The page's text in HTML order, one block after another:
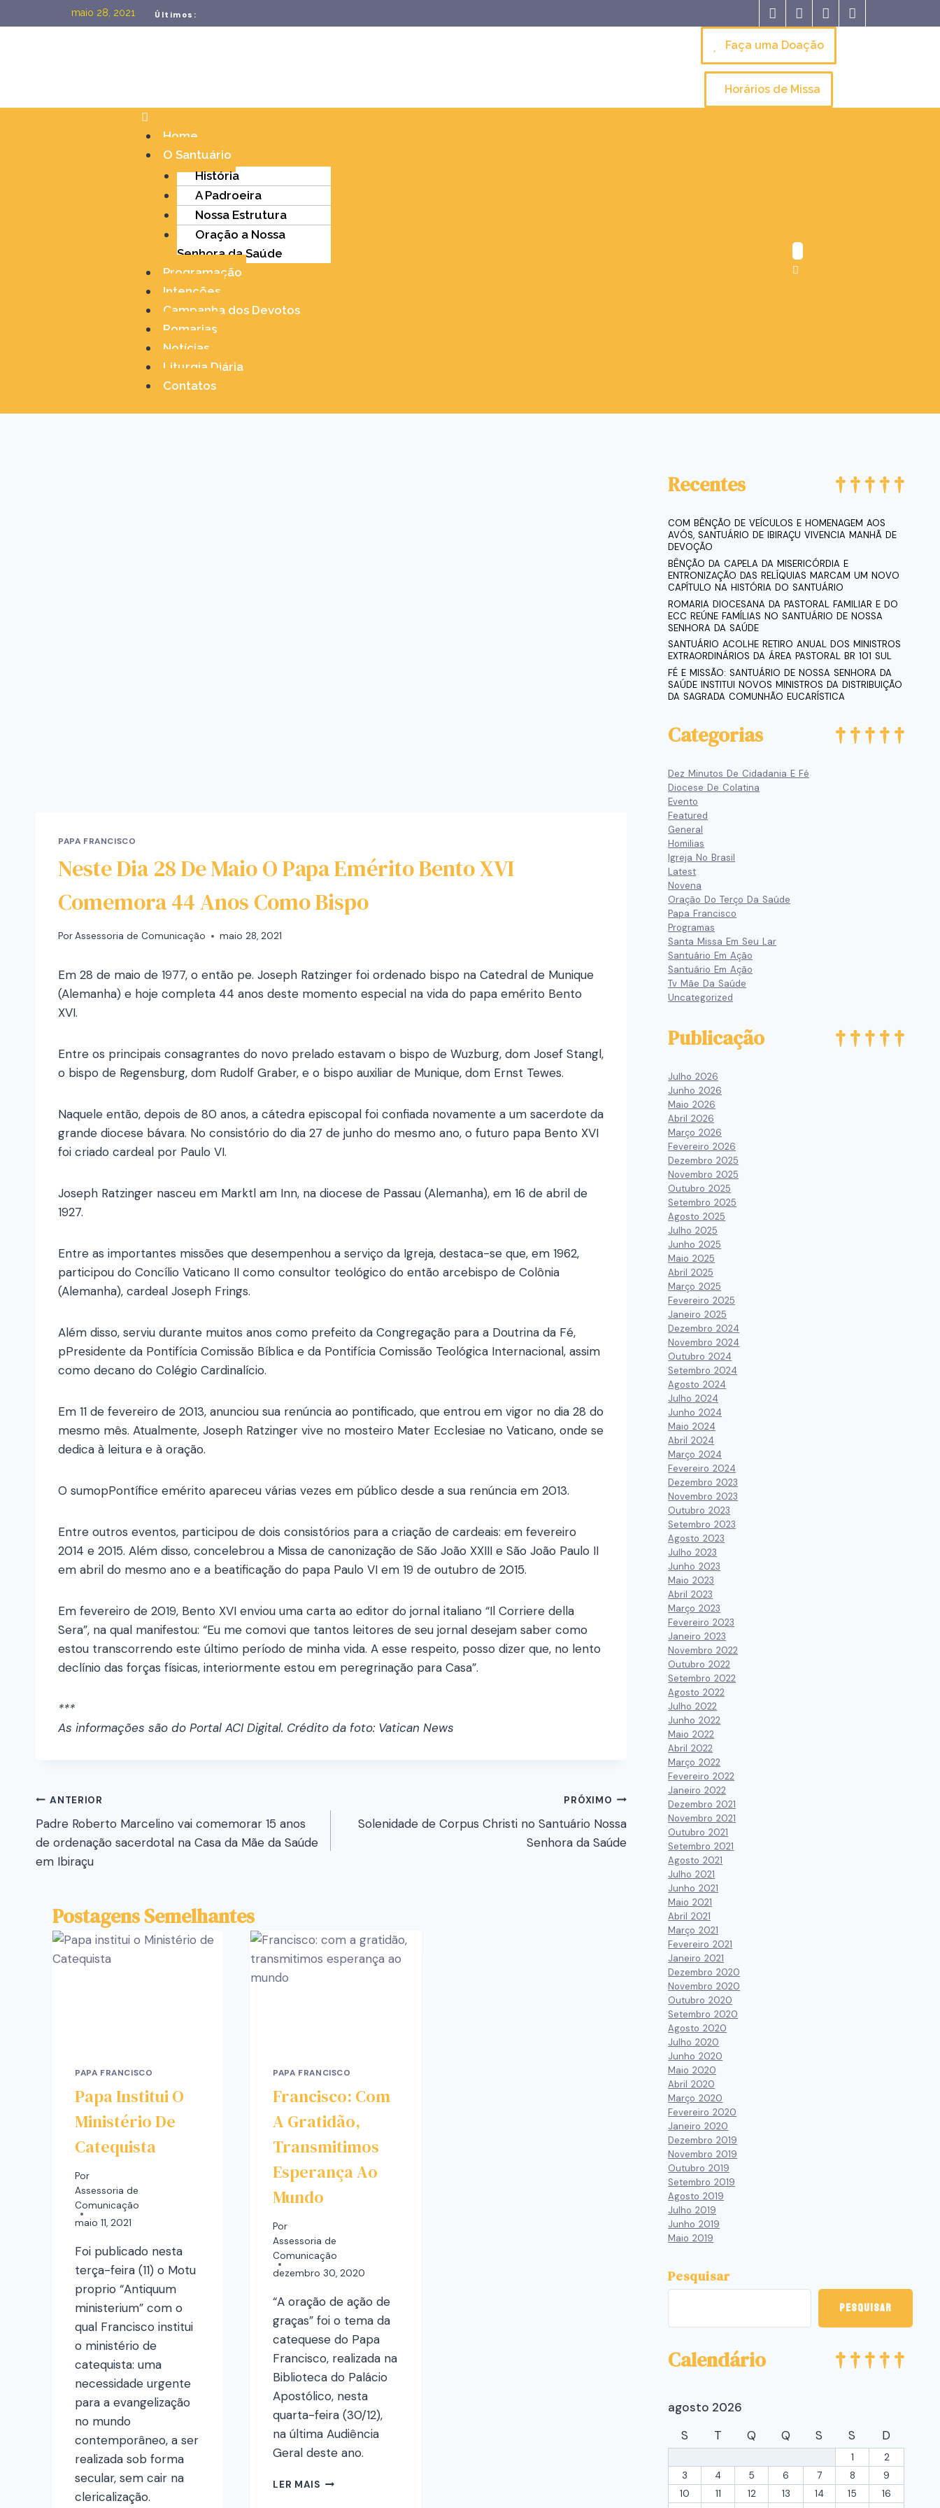
maio 28, 2021 Últimos:
Faça uma Doação
Horários de Missa
Home
O Santuário
História
A Padroeira
Nossa Estrutura
Oração a Nossa
Senhora da Saúde
Programação
Intenções
Campanha dos Devotos
Romarias
Notícias
Liturgia Diária
Contatos
PAPA FRANCISCO
Neste Dia 28 De Maio O Papa Emérito Bento XVI
Comemora 44 Anos Como Bispo
PorAssessoria de Comunicação maio 28, 2021
Em 28 de maio de 1977, o então pe. Joseph Ratzinger foi ordenado bispo na Catedral de Munique
(Alemanha) e hoje completa 44 anos deste momento especial na vida do papa emérito Bento
XVI.
Entre os principais consagrantes do novo prelado estavam o bispo de Wuzburg, dom Josef Stangl,
o bispo de Regensburg, dom Rudolf Graber, e o bispo auxiliar de Munique, dom Ernst Tewes.
Naquele então, depois de 80 anos, a cátedra episcopal foi confiada novamente a um sacerdote da
grande diocese bávara. No consistório do dia 27 de junho do mesmo ano, o futuro papa Bento XVI
foi criado cardeal por Paulo VI.
Joseph Ratzinger nasceu em Marktl am Inn, na diocese de Passau (Alemanha), em 16 de abril de
1927.
Entre as importantes missões que desempenhou a serviço da Igreja, destaca-se que, em 1962,
participou do Concílio Vaticano II como consultor teológico do então arcebispo de Colônia
(Alemanha), cardeal Joseph Frings.
Além disso, serviu durante muitos anos como prefeito da Congregação para a Doutrina da Fé,
pPresidente da Pontifícia Comissão Bíblica e da Pontifícia Comissão Teológica Internacional, assim
como decano do Colégio Cardinalício.
Em 11 de fevereiro de 2013, anunciou sua renúncia ao pontificado, que entrou em vigor no dia 28 do
mesmo mês. Atualmente, Joseph Ratzinger vive no mosteiro Mater Ecclesiae no Vaticano, onde se
dedica à leitura e à oração.
O sumopPontífice emérito apareceu várias vezes em público desde a sua renúncia em 2013.
Entre outros eventos, participou de dois consistórios para a criação de cardeais: em fevereiro
2014 e 2015. Além disso, concelebrou a Missa de canonização de São João XXIII e São João Paulo II
em abril do mesmo ano e a beatificação do papa Paulo VI em 19 de outubro de 2015.
Em fevereiro de 2019, Bento XVI enviou uma carta ao editor do jornal italiano “Il Corriere della
Sera”, na qual manifestou: “Eu me comovi que tantos leitores de seu jornal desejam saber como
estou transcorrendo este último período de minha vida. A esse respeito, posso dizer que, no lento
declínio das forças físicas, interiormente estou em peregrinação para Casa”.
***
As informações são do Portal ACI Digital. Crédito da foto: Vatican News
ANTERIOR
Padre Roberto Marcelino vai comemorar 15 anos
de ordenação sacerdotal na Casa da Mãe da Saúde
em Ibiraçu
PRÓXIMO
Solenidade de Corpus Christi no Santuário Nossa
Senhora da Saúde
Postagens Semelhantes
PAPA FRANCISCO
Papa Institui O
Ministério De
Catequista
Por
Assessoria de
Comunicação
maio 11, 2021
Foi publicado nesta
terça-feira (11) o Motu
proprio “Antiquum
ministerium” com o
qual Francisco institui
o ministério de
catequista: uma
necessidade urgente
para a evangelização
no mundo
contemporâneo, a ser
realizada sob forma
secular, sem cair na
clericalização.
PAPA FRANCISCO
Francisco: Com
A Gratidão,
Transmitimos
Esperança Ao
Mundo
Por
Assessoria de
Comunicação
dezembro 30, 2020
“A oração de ação de
graças” foi o tema da
catequese do Papa
Francisco, realizada na
Biblioteca do Palácio
Apostólico, nesta
quarta-feira (30/12),
na última Audiência
Geral deste ano.
LER MAIS
Recentes
COM BÊNÇÃO DE VEÍCULOS E HOMENAGEM AOS
AVÓS, SANTUÁRIO DE IBIRAÇU VIVENCIA MANHÃ DE
DEVOÇÃO
BÊNÇÃO DA CAPELA DA MISERICÓRDIA E
ENTRONIZAÇÃO DAS RELÍQUIAS MARCAM UM NOVO
CAPÍTULO NA HISTÓRIA DO SANTUÁRIO
ROMARIA DIOCESANA DA PASTORAL FAMILIAR E DO
ECC REÚNE FAMÍLIAS NO SANTUÁRIO DE NOSSA
SENHORA DA SAÚDE
SANTUÁRIO ACOLHE RETIRO ANUAL DOS MINISTROS
EXTRAORDINÁRIOS DA ÁREA PASTORAL BR 101 SUL
FÉ E MISSÃO: SANTUÁRIO DE NOSSA SENHORA DA
SAÚDE INSTITUI NOVOS MINISTROS DA DISTRIBUIÇÃO
DA SAGRADA COMUNHÃO EUCARÍSTICA
Categorias
Dez Minutos De Cidadania E Fé
Diocese De Colatina
Evento
Featured
General
Homilias
Igreja No Brasil
Latest
Novena
Oração Do Terço Da Saúde
Papa Francisco
Programas
Santa Missa Em Seu Lar
Santuário Em Ação
Santuário Em Ação
Tv Mãe Da Saúde
Uncategorized
Publicação
Julho 2026
Junho 2026
Maio 2026
Abril 2026
Março 2026
Fevereiro 2026
Dezembro 2025
Novembro 2025
Outubro 2025
Setembro 2025
Agosto 2025
Julho 2025
Junho 2025
Maio 2025
Abril 2025
Março 2025
Fevereiro 2025
Janeiro 2025
Dezembro 2024
Novembro 2024
Outubro 2024
Setembro 2024
Agosto 2024
Julho 2024
Junho 2024
Maio 2024
Abril 2024
Março 2024
Fevereiro 2024
Dezembro 2023
Novembro 2023
Outubro 2023
Setembro 2023
Agosto 2023
Julho 2023
Junho 2023
Maio 2023
Abril 2023
Março 2023
Fevereiro 2023
Janeiro 2023
Novembro 2022
Outubro 2022
Setembro 2022
Agosto 2022
Julho 2022
Junho 2022
Maio 2022
Abril 2022
Março 2022
Fevereiro 2022
Janeiro 2022
Dezembro 2021
Novembro 2021
Outubro 2021
Setembro 2021
Agosto 2021
Julho 2021
Junho 2021
Maio 2021
Abril 2021
Março 2021
Fevereiro 2021
Janeiro 2021
Dezembro 2020
Novembro 2020
Outubro 2020
Setembro 2020
Agosto 2020
Julho 2020
Junho 2020
Maio 2020
Abril 2020
Março 2020
Fevereiro 2020
Janeiro 2020
Dezembro 2019
Novembro 2019
Outubro 2019
Setembro 2019
Agosto 2019
Julho 2019
Junho 2019
Maio 2019
Pesquisar
Pesquisar
Calendário
agosto 2026
S
T Q Q S S D
1
2
3
4 5 6 7 8
9
10
11 12 13 14 15
16